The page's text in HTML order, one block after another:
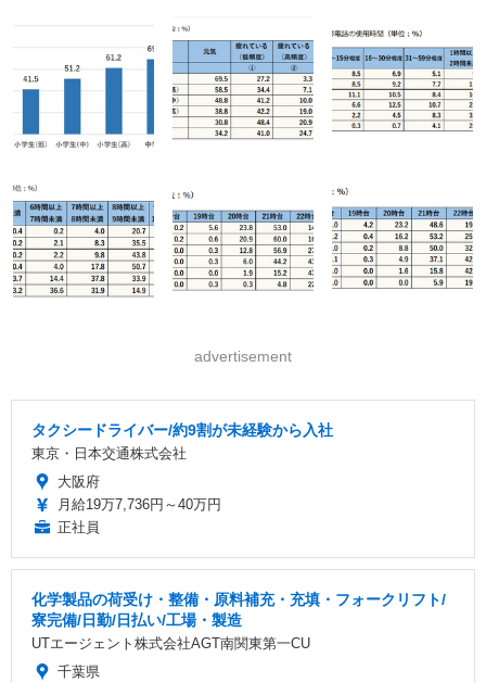
advertisement
タクシードライバー/約9割が未経験から入社
東京・日本交通株式会社
大阪府
月給19万7,736円～40万円
正社員
化学製品の荷受け・整備・原料補充・充填・フォークリフト/
寮完備/日勤/日払い/工場・製造
UTエージェント株式会社AGT南関東第一CU
千葉県